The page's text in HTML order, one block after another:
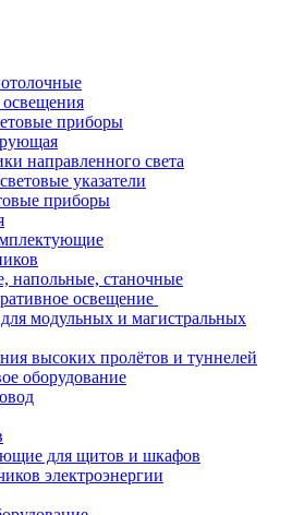
приборы
направленного света
указатели
приборы
напольные, станочные
освещение
модульных и магистральных
высоких пролётов и туннелей
оборудование
для щитов и шкафов
электроэнергии